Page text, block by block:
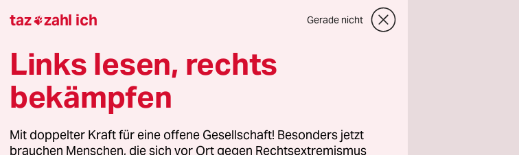
in Washington ist für einen neuen
die Regel. Doch Benjamin Netanjahu, vor
wartet noch auf eine Einladung ins Weiße
der Unmut über seine extrem rechte
noch zu einer seltenen Maßnahme
Israels Botschafter in Washington
taz zahl ich Gerade nicht
Links lesen, rechts
bekämpfen
Mit doppelter Kraft für eine offene Gesellschaft! Besonders jetzt
brauchen Menschen, die sich vor Ort gegen Rechtsextremismus